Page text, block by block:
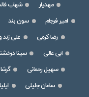
مهدیار
شهاب
امیر فرجام
سون بند
رضا کرمی
علی زند
ابی عالی
سینا
سهیل رحمانی
سامان جلیلی